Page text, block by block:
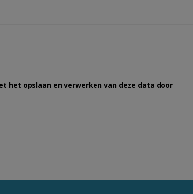
het opslaan en verwerken van deze data door